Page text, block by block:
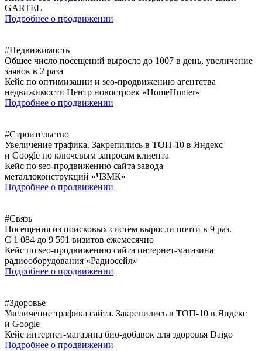
GARTEL
Подробнее о продвижении
#Недвижимость
Общее число посещений выросло до 1007 в день, увеличение
заявок в 2 раза
Кейс по оптимизации и seo-продвижению агентства
недвижимости Центр новостроек «HomeHunter»
Подробнее о продвижении
#Строительство
Увеличение трафика. Закрепились в ТОП-10 в Яндекс
и Google по ключевым запросам клиента
Кейс по seo-продвижению сайта завода
металлоконструкций «ЧЗМК»
Подробнее о продвижении
#Связь
Посещения из поисковых систем выросли почти в 9 раз.
С 1 084 до 9 591 визитов ежемесячно
Кейс по seo-продвижению сайта интернет-магазина
радиооборудования «Радиосейл»
Подробнее о продвижении
#Здоровье
Увеличение трафика сайта. Закрепились в ТОП-10 в Яндекс
и Google
Кейс интернет-магазина био-добавок для здоровья Daigo
Подробнее о продвижении